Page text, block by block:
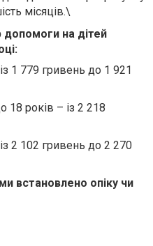
місяців.\
на дітей
1 779 гривень до 1 921
18 років – із 2 218
2 102 гривень до 2 270
встановлено опіку чи